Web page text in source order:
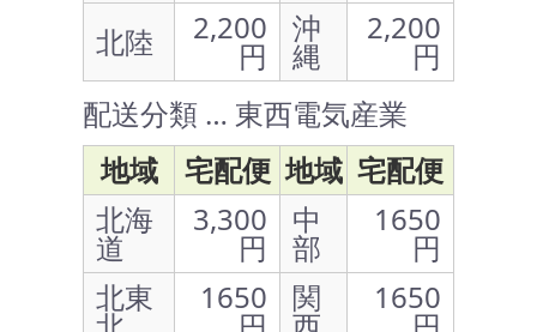
北陸
2,200
円
沖
縄
2,200
円
配送分類 … 東西電気産業
地域
宅配便 地域 宅配便
北海
道
3,300
円
中
部
1650
円
北東
1650 関 1650